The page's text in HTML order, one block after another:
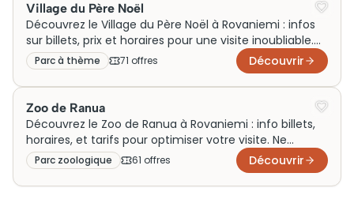
Village du Père Noël
Découvrez le Village du Père Noël à Rovaniemi : infos
sur billets, prix et horaires pour une visite inoubliable.
Réservez votre visite dès maintenant !
Parc à thème 71 offres Découvrir
Zoo de Ranua
Découvrez le Zoo de Ranua à Rovaniemi : info billets,
horaires, et tarifs pour optimiser votre visite. Ne
manquez rien lors de votre visite !
Parc zoologique 61 offres Découvrir